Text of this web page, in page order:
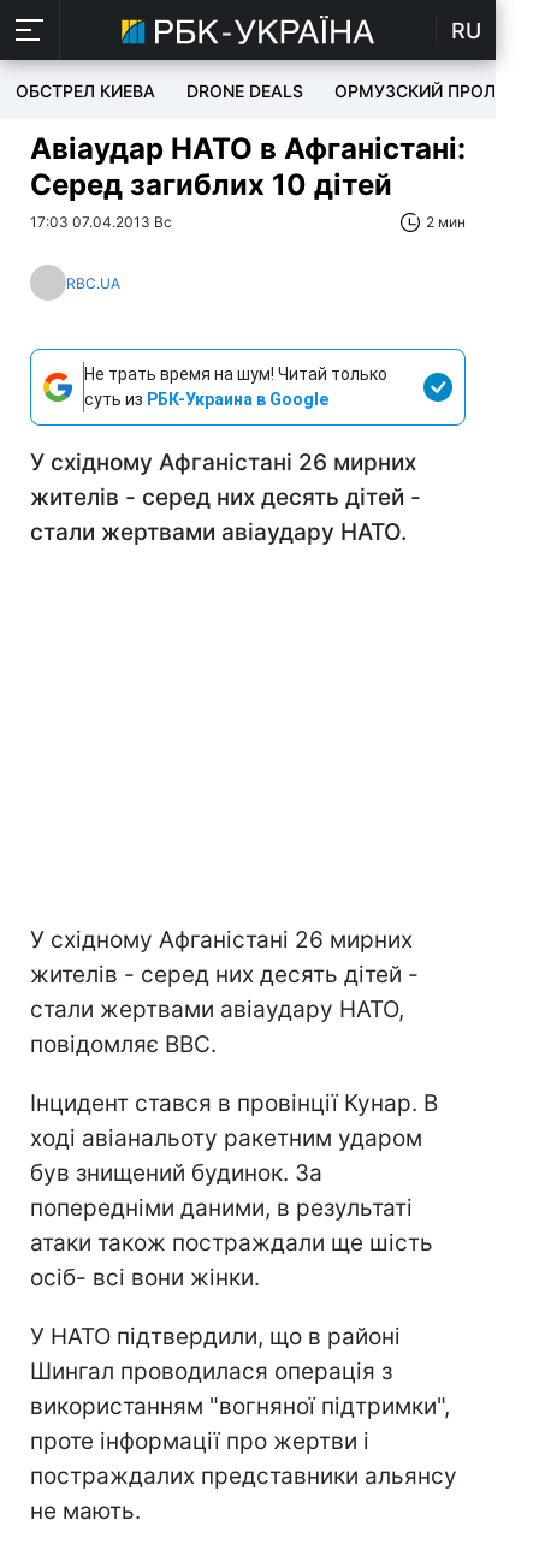
RU
ОБСТРЕЛ КИЕВА DRONE DEALS ОРМУЗСКИЙ ПРОЛИВ
Авіаудар НАТО в Афганістані:
Серед загиблих 10 дітей
17:03 07.04.2013 Вс 2 мин
RBC.UA
Не трать время на шум! Читай только
суть из РБК-Украина в Google
У східному Афганістані 26 мирних
жителів - серед них десять дітей -
стали жертвами авіаудару НАТО.
У східному Афганістані 26 мирних
жителів - серед них десять дітей -
стали жертвами авіаудару НАТО,
повідомляє ВВС.
Інцидент стався в провінції Кунар. В
ході авіанальоту ракетним ударом
був знищений будинок. За
попередніми даними, в результаті
атаки також постраждали ще шість
осіб- всі вони жінки.
У НАТО підтвердили, що в районі
Шингал проводилася операція з
використанням "вогняної підтримки",
проте інформації про жертви і
постраждалих представники альянсу
не мають.